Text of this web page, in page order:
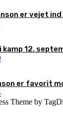
er vejet ind
kamp 12.
er favorit
Theme by